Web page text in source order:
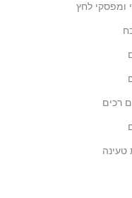
ומפסקי לחץ
רכים
טעינה